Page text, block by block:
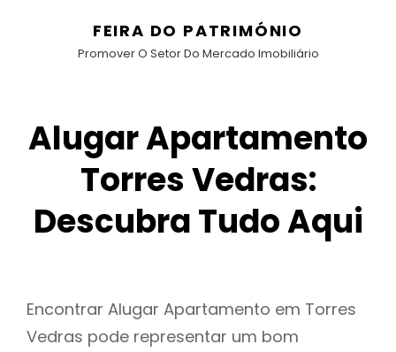
FEIRA DO PATRIMÓNIO
Promover O Setor Do Mercado Imobiliário
Alugar Apartamento
Torres Vedras:
Descubra Tudo Aqui
Encontrar Alugar Apartamento em Torres
Vedras pode representar um bom